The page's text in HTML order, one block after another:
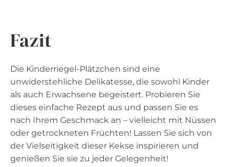
Fazit
Die Kinderriegel-Plätzchen sind eine
unwiderstehliche Delikatesse, die sowohl Kinder
als auch Erwachsene begeistert. Probieren Sie
dieses einfache Rezept aus und passen Sie es
nach Ihrem Geschmack an – vielleicht mit Nüssen
oder getrockneten Früchten! Lassen Sie sich von
der Vielseitigkeit dieser Kekse inspirieren und
genießen Sie sie zu jeder Gelegenheit!